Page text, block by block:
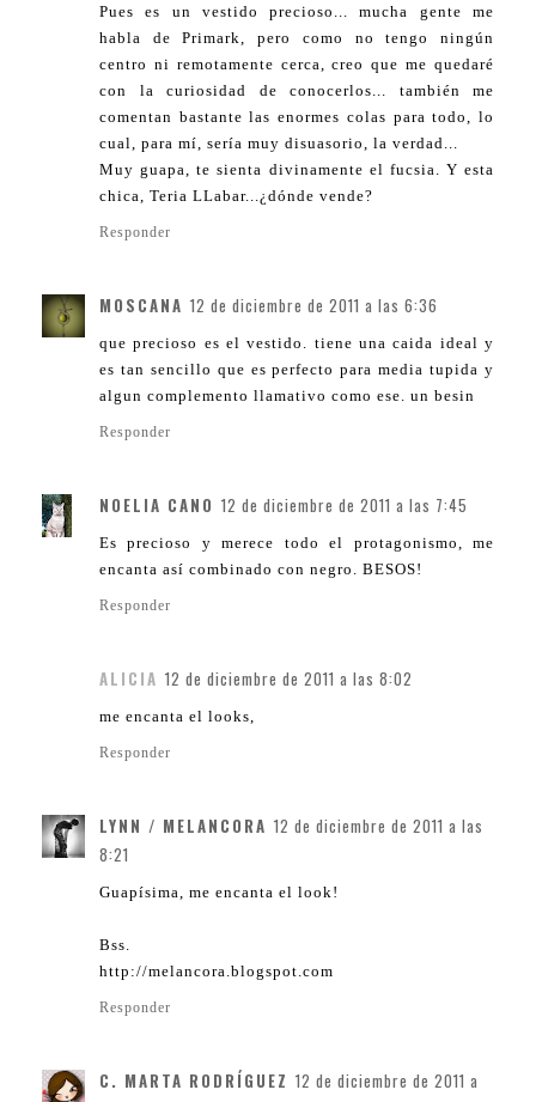
Pues es un vestido precioso... mucha gente me
habla de Primark, pero como no tengo ningún
centro ni remotamente cerca, creo que me quedaré
con la curiosidad de conocerlos... también me
comentan bastante las enormes colas para todo, lo
cual, para mí, sería muy disuasorio, la verdad...
Muy guapa, te sienta divinamente el fucsia. Y esta
chica, Teria LLabar...¿dónde vende?
Responder
MOSCANA 12 de diciembre de 2011 a las 6:36
que precioso es el vestido. tiene una caida ideal y
es tan sencillo que es perfecto para media tupida y
algun complemento llamativo como ese. un besin
Responder
NOELIA CANO 12 de diciembre de 2011 a las 7:45
Es precioso y merece todo el protagonismo, me
encanta así combinado con negro. BESOS!
Responder
ALICIA 12 de diciembre de 2011 a las 8:02
me encanta el looks,
Responder
LYNN / MELANCORA 12 de diciembre de 2011 a las
8:21
Guapísima, me encanta el look!
Bss.
http://melancora.blogspot.com
Responder
C. MARTA RODRÍGUEZ 12 de diciembre de 2011 a